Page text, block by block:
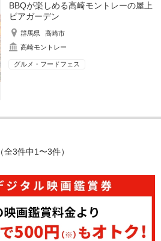
BBQが楽しめる高崎モントレーの屋上
ビアガーデン
群馬県
高崎市
高崎モントレー
グルメ・フードフェス
（全3件中1〜3件）